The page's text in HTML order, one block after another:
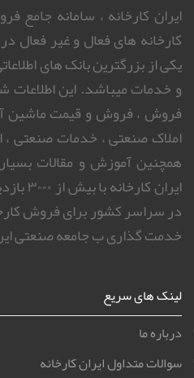
ایران کارخانه ، سامانه جامع
کارخانه های فعال و غیر فعال
یکی از بزرگترین بانک های
و خدمات میباشد. این اطلاعات
فروش ، فروش و قیمت ماشین
املاک صنعتی ، خدمات صنعتی ،
همچنین آموزش و مقالات
ایران
در سراسر کشور برای فروش
خدمت گذاری ب جامعه صنعتی
لینک های سریع
درباره ما
سوالات متداول ایران کارخانه